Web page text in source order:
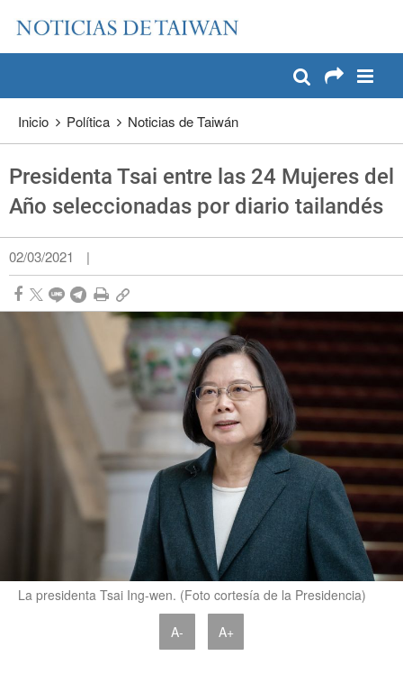
Pase a contenido principal
Inicio Política Noticias de Taiwán
Presidenta Tsai entre las 24 Mujeres del
Año seleccionadas por diario tailandés
02/03/2021 |
La presidenta Tsai Ing-wen. (Foto cortesía de la Presidencia)
A- A+